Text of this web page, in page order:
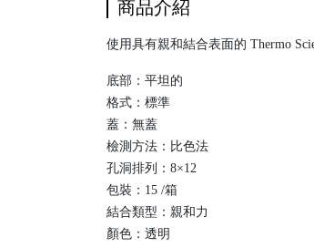
商品介紹
使用具有親和結合表面的 Thermo
底部：平坦的
格式：標準
蓋：無蓋
檢測方法：比色法
孔洞排列：8×12
包裝：15 /箱
結合類型：親和力
顏色：透明